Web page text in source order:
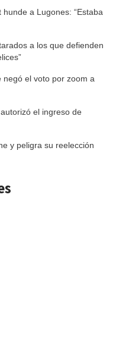
a Lugones: “Estaba
a los que defienden
negó el voto por zoom a
el ingreso de
y peligra su reelección